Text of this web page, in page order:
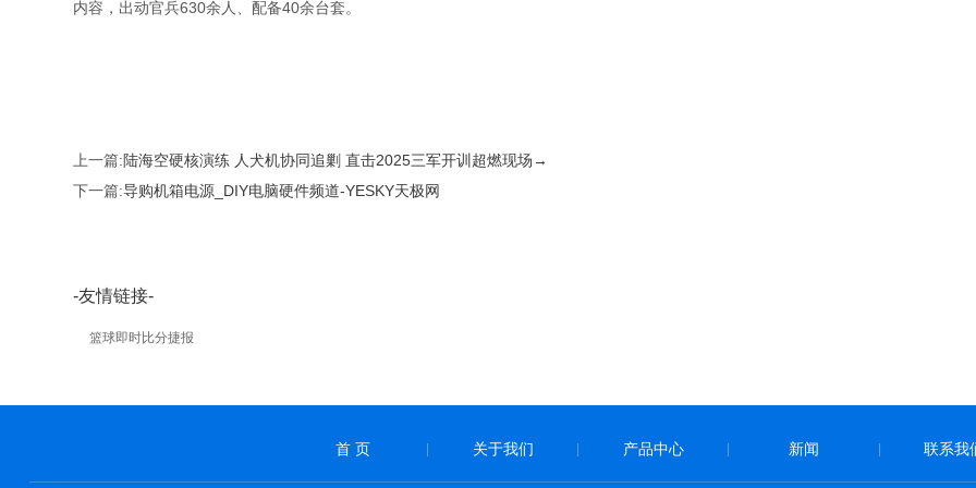
内容，出动官兵630余人、配备40余台套。
上一篇:陆海空硬核演练 人犬机协同追剿 直击2025三军开训超燃现场→
下一篇:导购机箱电源_DIY电脑硬件频道-YESKY天极网
-友情链接-
篮球即时比分捷报
首 页 关于我们 产品中心 新闻 联系我